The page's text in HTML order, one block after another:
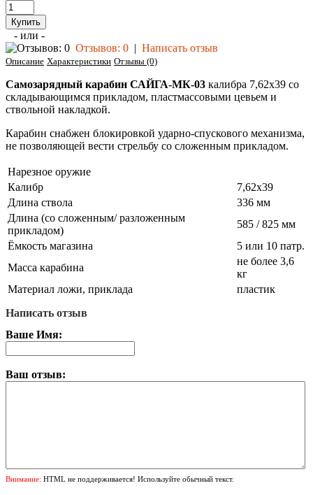
- или -
Отзывов: 0 | Написать отзыв
Описание Характеристики Отзывы (0)
Самозарядный карабин САЙГА-МК-03 калибра 7,62х39 со
складывающимся прикладом, пластмассовыми цевьем и
ствольной накладкой.
Карабин снабжен блокировкой ударно-спускового механизма,
не позволяющей вести стрельбу со сложенным прикладом.
Нарезное оружие
Калибр
7,62х39
Длина ствола
336 мм
Длина (со сложенным/ разложенным
прикладом)
585 / 825 мм
Ёмкость магазина
5 или 10 патр.
Масса карабина
не более 3,6
кг
Материал ложи, приклада
пластик
Написать отзыв
Ваше Имя:
Ваш отзыв:
Внимание: HTML не поддерживается! Используйте обычный текст.